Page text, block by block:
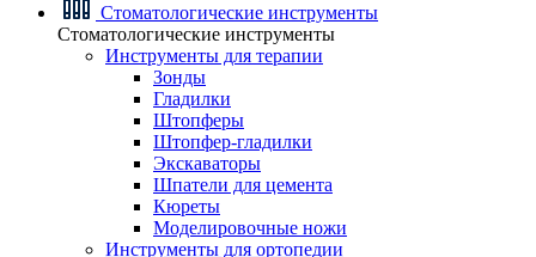
Стоматологические инструменты
Стоматологические инструменты
Инструменты для терапии
Зонды
Гладилки
Штопферы
Штопфер-гладилки
Экскаваторы
Шпатели для цемента
Кюреты
Моделировочные ножи
Инструменты для ортопедии